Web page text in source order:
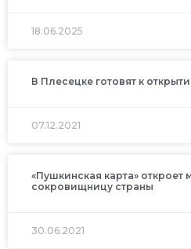
18.06.2025
В Плесецке готовят к
07.12.2021
«Пушкинская карта»
сокровищницу страны
30.06.2021